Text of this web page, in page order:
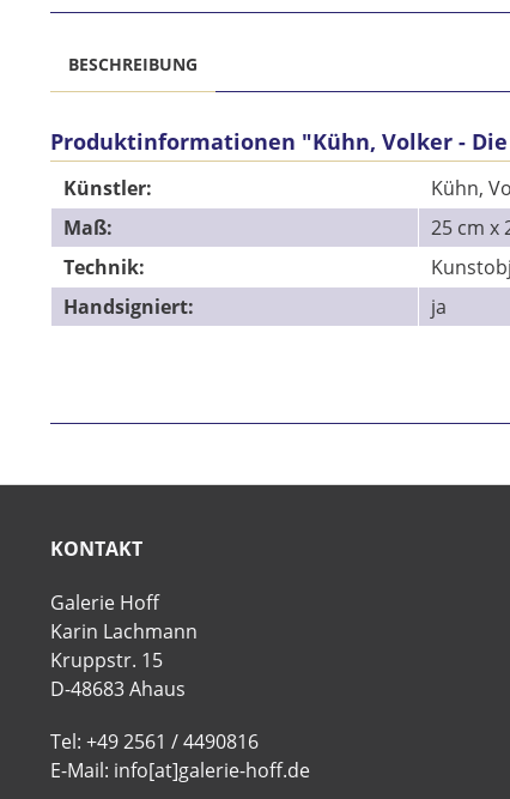
BESCHREIBUNG
Produktinformationen "Kühn, Volker -
Künstler:
Kühn,
Maß:
25 cm x
Technik:
Handsigniert:
ja
KONTAKT
Galerie Hoff
Karin Lachmann
Kruppstr. 15
D-48683 Ahaus
Tel: +49 2561 / 4490816
E-Mail: info[at]galerie-hoff.de